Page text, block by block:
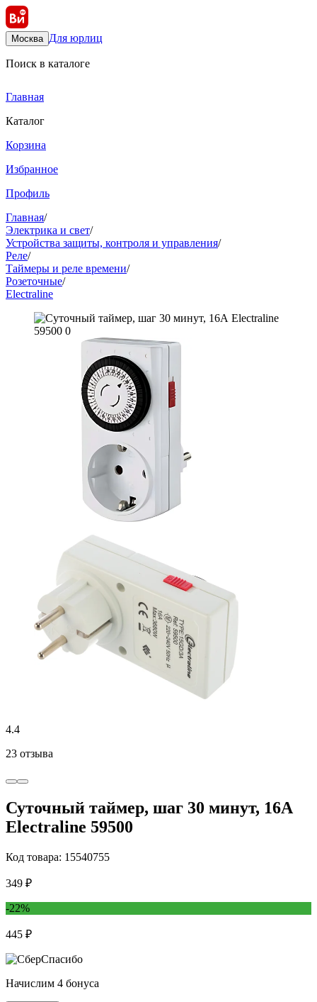
Москва Для юрлиц
Поиск в каталоге
Главная
Каталог
Корзина
Избранное
Профиль
Главная/
Электрика и свет/
Устройства защиты, контроля и управления/
Реле/
Таймеры и реле времени/
Розеточные/
Electraline
4.4
23 отзыва
Суточный таймер, шаг 30 минут, 16А
Electraline 59500
Код товара: 15540755
349 ₽
-22%
445 ₽
Начислим 4 бонуса